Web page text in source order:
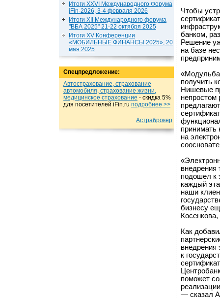
Итоги XXVI Международного Форума
iFin-2026, 3-4 февраля 2026
Итоги XII Международного форума
"ВБА 2025" 21-22 октября 2025
Итоги XV Конференции
«МОБИЛЬНЫЕ ФИНАНСЫ 2025», 20
мая 2025
Спецпредложение:
Автострахование, страхование
автомобиля, страхование жизни,
медицинское страхование - cкидка 5%
для посетителей iFin.ru подробнеe >>
Астраброкер
Чтобы
банком,
Решение
на базе
получить
Нишевые
непростом
принимать
на
внедрения
подошел к
каждый
наши
бизнесу
Как
внедрения
к
поможет
— сказал